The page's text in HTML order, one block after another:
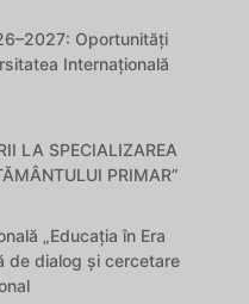
Oportunități
Internațională
LA SPECIALIZAREA
PRIMAR”
„Educația în Era
de dialog și cercetare